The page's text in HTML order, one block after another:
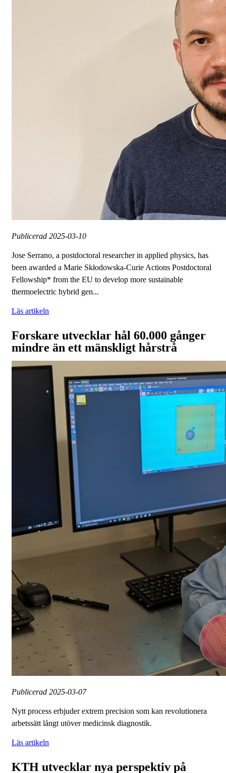
Publicerad 2025-03-10
Jose Serrano, a postdoctoral researcher in applied physics, has
been awarded a Marie Skłodowska-Curie Actions Postdoctoral
Fellowship* from the EU to develop more sustainable
thermoelectric hybrid gen...
Läs artikeln
Forskare utvecklar hål 60.000 gånger
mindre än ett mänskligt hårstrå
Publicerad 2025-03-07
Nytt process erbjuder extrem precision som kan revolutionera
arbetssätt långt utöver medicinsk diagnostik.
Läs artikeln
KTH utvecklar nya perspektiv på